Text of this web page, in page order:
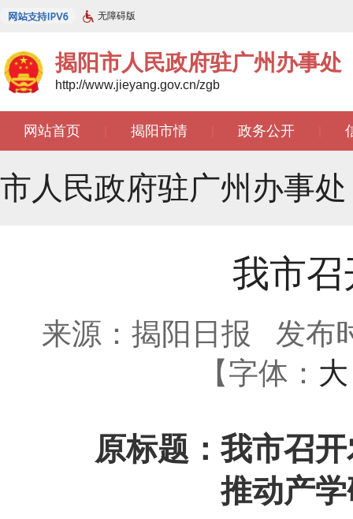
无障碍版
揭阳市人民政府驻广州办事处
http://www.jieyang.gov.cn/zgb
网站首页 揭阳市情 政务公开
文苑天地
市人民政府驻广州办事处
我市
来源：揭阳日报
发布
【字体： 大
原标题：我市召开
推动产